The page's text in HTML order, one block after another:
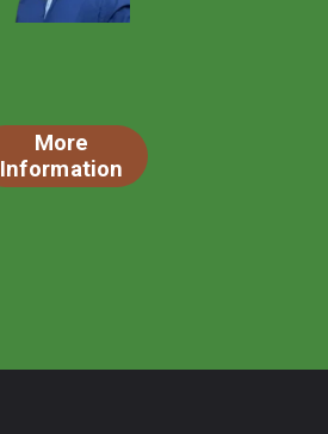
More
Information